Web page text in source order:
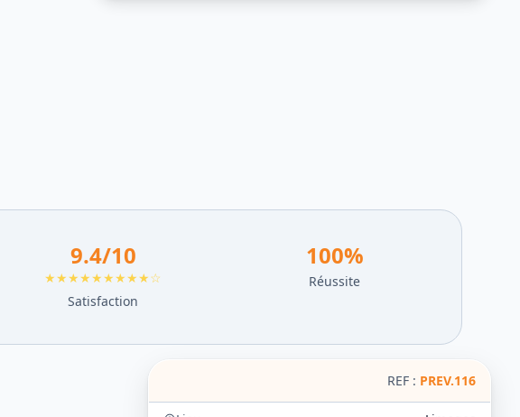
9.4/10
★★★★★★★★★☆
Satisfaction
100%
Réussite
REF : PREV.116